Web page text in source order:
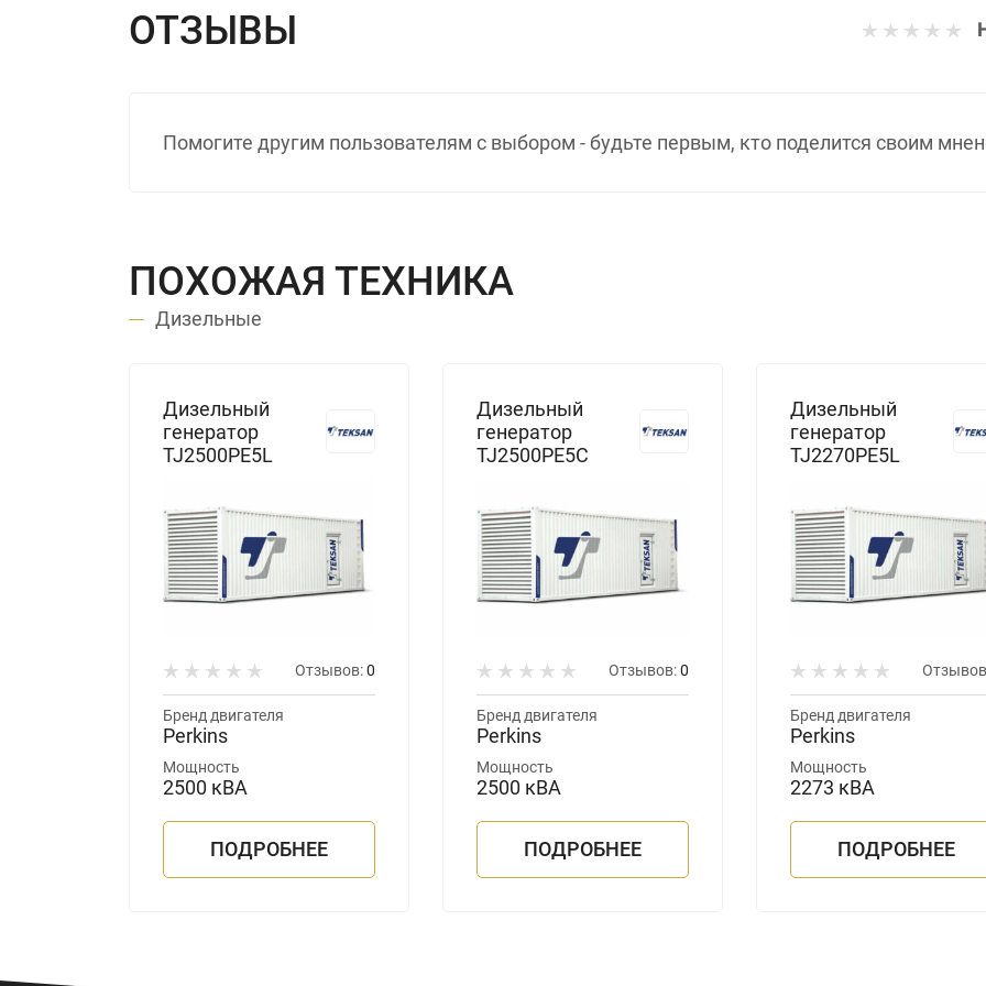
ОТЗЫВЫ
Помогите другим пользователям с выбором - будьте первым, кто поделится своим
ПОХОЖАЯ ТЕХНИКА
Дизельные
Дизельный
генератор
TJ2500PE5L
Отзывов:0
Бренд двигателя
Perkins
Мощность
2500 кВА
ПОДРОБНЕЕ
Дизельный
генератор
TJ2500PE5C
Отзывов:0
Бренд двигателя
Perkins
Мощность
2500 кВА
ПОДРОБНЕЕ
Дизельный
генератор
TJ2270PE5L
Бренд двигателя
Perkins
Мощность
2273 кВА
ПОДРОБНЕЕ